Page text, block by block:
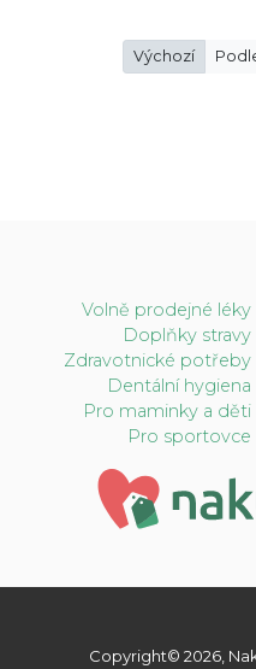
Výchozí
Volně prodejné léky
Doplňky stravy
Zdravotnické potřeby
Dentální hygiena
Pro maminky a děti
Pro sportovce
Copyright© 2026,